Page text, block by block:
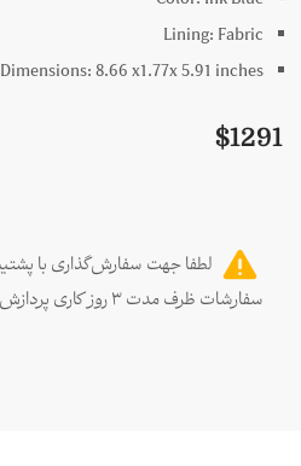
Lining: Fabric
Dimensions:8.66 x1.77x5.91 inches
$1291
لطفا جهت سفارش‌گذاری با
سفارشات ظرف مدت ۳ روز کاری پردازش و ارسال خواهند شد.